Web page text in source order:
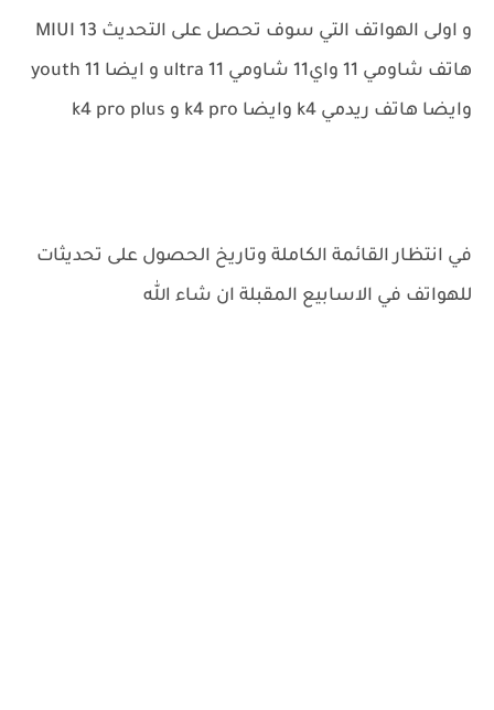
و اولى الهواتف التي سوف تحصل على التحديث MIUI 13
هاتف شاومي 11 واي11 شاومي 11 ultra و ايضا 11 youth
وايضا هاتف ريدمي k4 وايضا k4 pro و k4 pro plus
في انتظار القائمة الكاملة وتاريخ الحصول على تحديثات
للهواتف في الاسابيع المقبلة ان شاء الله